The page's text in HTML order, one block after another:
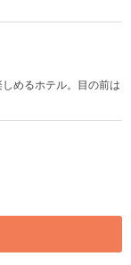
めるホテル。目の前は